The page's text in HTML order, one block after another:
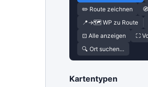
✏️ Route zeichnen
📍→🗺 WP zu Route
⊡ Alle anzeigen
⛶
🔍 Ort suchen…
Kartentypen